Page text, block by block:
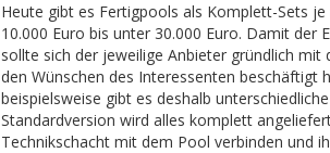
Heute gibt es Fertigpools als Komplett-Sets
10.000 Euro bis unter 30.000 Euro. Damit der
sollte sich der jeweilige Anbieter gründlich mit
den Wünschen des Interessenten beschäftigt
beispielsweise gibt es deshalb
Standardversion wird alles komplett
Technikschacht mit dem Pool verbinden und